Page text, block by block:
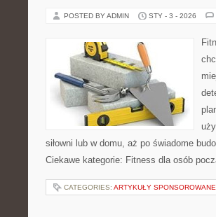
POSTED BY ADMIN STY - 3 - 2026
siłowni lub w domu, aż po świadome
Ciekawe kategorie: Fitness dla osób
CATEGORIES: ARTYKUŁY SPONSOROWANE